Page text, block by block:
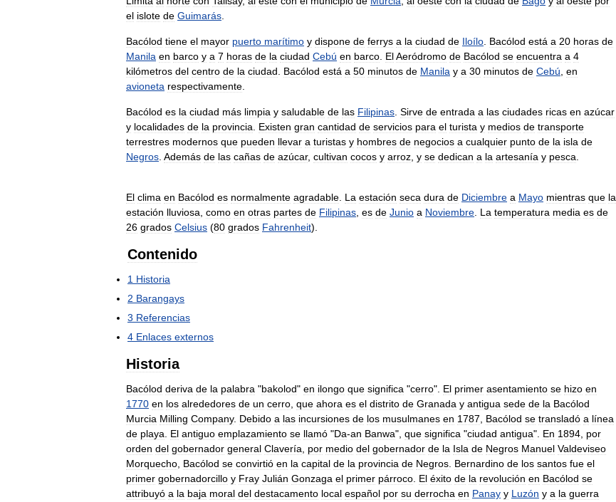
el islote de Guimarás
Bacólod tiene el mayor puerto marítimo y dispone de ferrys a la ciudad de Iloílo Bacólod está a 20 horas de
Manila en barco y a 7 horas de la ciudad Cebú en barco ElAeródromo de Bacólod se encuentra a 4
kilómetros del centro de la ciudad Bacólod está a 50 minutos de Manila y a 30 minutos de Cebú en
avioneta respectivamente
Bacólod es la ciudad más limpia y saludable de las Filipinas Sirve de entrada a las ciudades ricas en azúcar
y localidades de la provincia Existen gran cantidad de servicios para el turista y medios de transporte
terrestres modernos que pueden llevar a turistas y hombres de negocios a cualquier punto de la isla de
Negros Además de las cañas de azúcar, cultivan cocos y arroz y se dedican a la artesanía y pesca
El clima en Bacólod es normalmente agradable La estación seca dura de Diciembre a Mayo mientras que la
estación lluviosa como en otras partes de Filipinas es de Junio a Noviembre La temperatura media es de
26 grados Celsius (80 grados Fahrenheit).
Contenido
1 Historia
2 Barangays
3 Referencias
4 Enlaces externos
Historia
Bacólod deriva de la palabra "bakolod" en ilongo que significa "cerro". El primer asentamiento se hizo en
1770 en los alrededores de un cerro que ahora es el distrito de Granada y antigua sede de la Bacólod
Murcia Milling Company. Debido a las incursiones de los musulmanes en 1787 Bacólod se transladó a línea
de playa El antiguo emplazamiento se llamó "Da-an Banwa", que significa "ciudad antigua". En 1894 por
orden del gobernador general Clavería por medio del gobernador de la Isla de Negros Manuel Valdeviseo
Morquecho Bacólod se convirtió en la capital de la provincia de Negros Bernardino de los santos fue el
primer gobernadorcillo y Fray Julián Gonzaga el primer párroco El éxito de la revolución en Bacólod se
attribuyó a la baja moral del destacamento local español por su derrocha en Panay y Luzón y a la guerra